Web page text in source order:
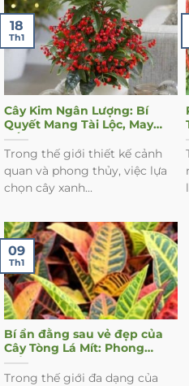
Cây Kim Ngân Lượng: Bí
Quyết Mang Tài Lộc, May
Mắn và Hút Sinh Khí Cho
Không Gian Sống Của Bạn
Trong thế giới thiết kế cảnh
quan và phong thủy, việc lựa
chọn cây xanh...
18
Th1
Bí ẩn đằng sau vẻ đẹp của
Cây Tòng Lá Mít: Phong
thủy, công dụng và cách
chăm sóc
Trong thế giới đa dạng của
09
Th1